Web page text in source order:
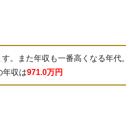
。また年収も一番高くなる年代。
年収は971.0万円